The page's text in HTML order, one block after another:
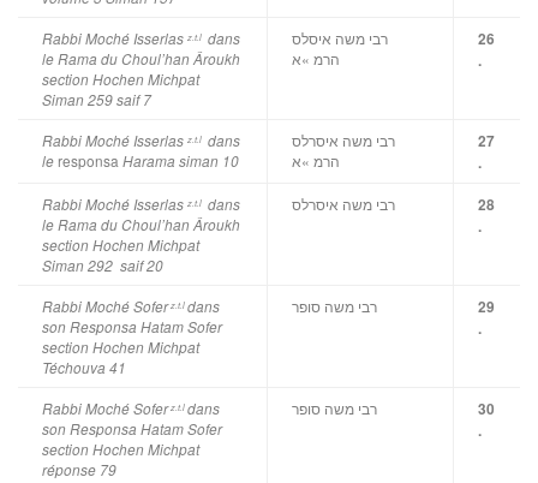
Rabbi Moché Isserlas z.t.l dans
le Rama du Choul’han Âroukh
section Hochen Michpat
Siman 259 saif 7
רבי משה איסלס
הרמ »א
26
.
Rabbi Moché Isserlas z.t.l dans
le responsa Harama siman 10
רבי משה איסרלס
הרמ »א
27
.
Rabbi Moché Isserlas z.t.l dans
le Rama du Choul’han Âroukh
section Hochen Michpat
Siman 292 saif 20
רבי משה איסרלס
28
.
Rabbi Moché Soferz.t.l dans
son Responsa Hatam Sofer
section Hochen Michpat
Téchouva 41
רבי משה סופר
29
.
Rabbi Moché Soferz.t.l dans
son Responsa Hatam Sofer
section Hochen Michpat
réponse 79
רבי משה סופר
30
.